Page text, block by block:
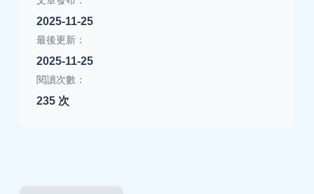
2025-11-25
最後更新：
2025-11-25
閱讀次數：
235 次